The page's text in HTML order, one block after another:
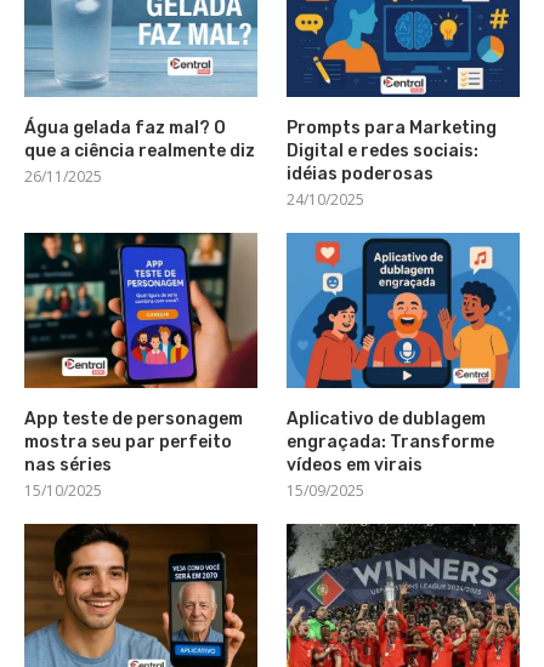
Água gelada faz mal? O
que a ciência realmente diz
26/11/2025
Prompts para Marketing
Digital e redes sociais:
idéias poderosas
24/10/2025
App teste de personagem
mostra seu par perfeito
nas séries
15/10/2025
Aplicativo de dublagem
engraçada: Transforme
vídeos em virais
15/09/2025